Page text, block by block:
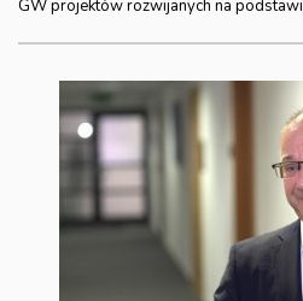
GW projektów rozwijanych na